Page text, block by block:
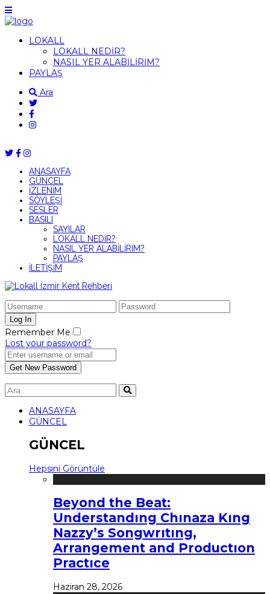
LOKALL
LOKALL NEDİR?
NASIL YER ALABİLİRİM?
PAYLAŞ
Ara
ANASAYFA
GÜNCEL
İZLENİM
SÖYLEŞİ
SESLER
BASILI
SAYILAR
LOKALL NEDİR?
NASIL YER ALABİLİRİM?
PAYLAŞ
İLETİŞİM
Remember Me
Lost your password?
ANASAYFA
GÜNCEL
GÜNCEL
Hepsini Görüntüle
Beyond the Beat:
Understandıng Chınaza Kıng
Nazzy’s Songwrıtıng,
Arrangement and Productıon
Practıce
Haziran 28, 2026